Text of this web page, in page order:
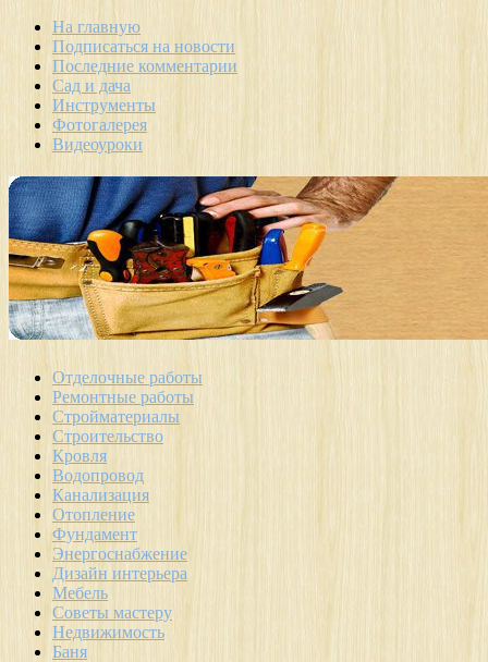
На главную
Подписаться на новости
Последние комментарии
Сад и дача
Инструменты
Фотогалерея
Видеоуроки
Отделочные работы
Ремонтные работы
Стройматериалы
Строительство
Кровля
Водопровод
Канализация
Отопление
Фундамент
Энергоснабжение
Дизайн интерьера
Мебель
Советы мастеру
Недвижимость
Баня